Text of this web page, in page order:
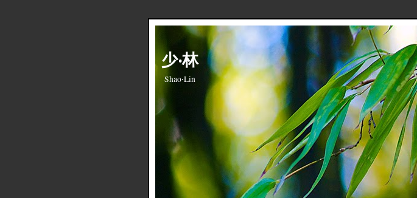
少‧林
Shao‧Lin